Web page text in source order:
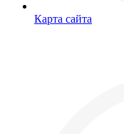
Карта сайта